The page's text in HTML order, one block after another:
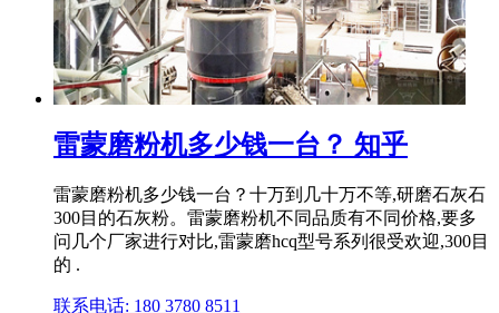
雷蒙磨粉机多少钱一台？ 知乎
雷蒙磨粉机多少钱一台？十万到几十万不等,研磨石灰石
300目的石灰粉。雷蒙磨粉机不同品质有不同价格,要多
问几个厂家进行对比,雷蒙磨hcq型号系列很受欢迎,300目
的 .
联系电话: 180 3780 8511